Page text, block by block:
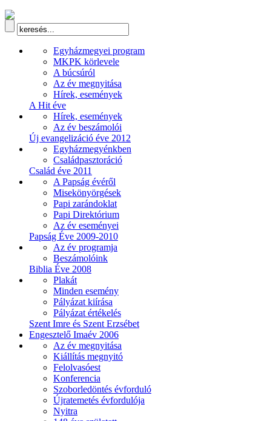
Egyházmegyei program
MKPK körlevele
A búcsúról
Az év megnyitása
Hírek, események
A Hit éve
Hírek, események
Az év beszámolói
Új evangelizáció éve 2012
Egyházmegyénkben
Családpasztoráció
Család éve 2011
A Papság évéről
Misekönyörgések
Papi zarándoklat
Papi Direktórium
Az év eseményei
Papság Éve 2009-2010
Az év programja
Beszámolóink
Biblia Éve 2008
Plakát
Minden esemény
Pályázat kiírása
Pályázat értékelés
Szent Imre és Szent Erzsébet
Engesztelő Imaév 2006
Az év megnyitása
Kiállítás megnyitó
Felolvasóest
Konferencia
Szoborledöntés évforduló
Újratemetés évfordulója
Nyitra